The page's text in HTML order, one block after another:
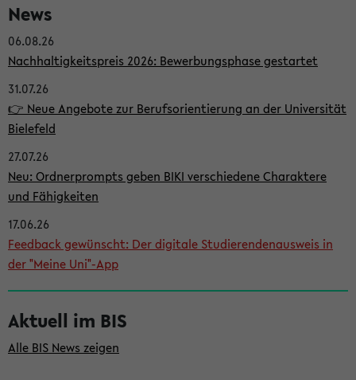
e
i
t
e
n
l
e
i
s
t
e
News
06.08.26
Nachhaltigkeitspreis 2026: Bewerbungsphase gestartet
31.07.26
👉 Neue Angebote zur Berufsorientierung an der Universität
Bielefeld
27.07.26
Neu: Ordnerprompts geben BIKI verschiedene Charaktere
und Fähigkeiten
17.06.26
Feedback gewünscht: Der digitale Studierendenausweis in
der "Meine Uni"-App
Aktuell im BIS
Alle BIS News zeigen